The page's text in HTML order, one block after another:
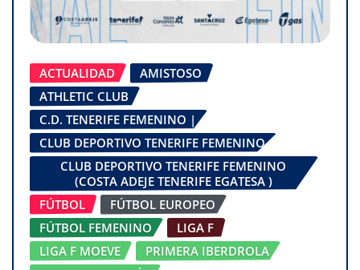
ACTUALIDAD
AMISTOSO
ATHLETIC CLUB
C.D. TENERIFE FEMENINO |
CLUB DEPORTIVO TENERIFE FEMENINO
CLUB DEPORTIVO TENERIFE FEMENINO
(COSTA ADEJE TENERIFE EGATESA )
FÚTBOL
FÚTBOL EUROPEO
FÚTBOL FEMENINO
LIGA F
LIGA F MOEVE
PRIMERA IBERDROLA